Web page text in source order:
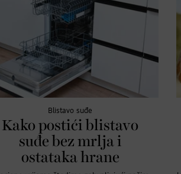
Blistavo suđe
Kako postići blistavo
suđe bez mrlja i
ostataka hrane